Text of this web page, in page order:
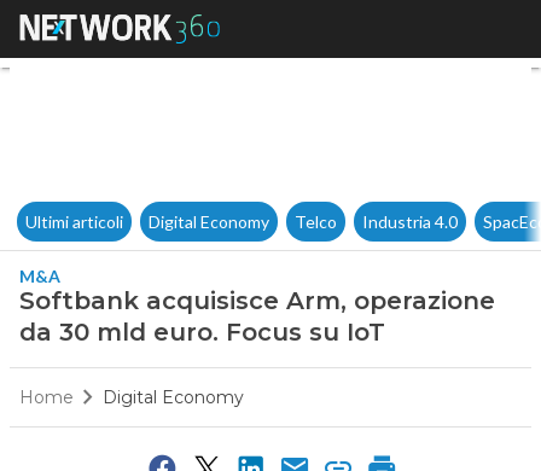
Softbank acquisisce Arm,
Ultimi articoli Digital Economy Telco Industria 4.0
M&A
Softbank acquisisce Arm, operazione
da 30 mld euro. Focus su IoT
Home Digital Economy